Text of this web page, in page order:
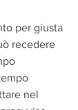
per giusta
recedere
nel